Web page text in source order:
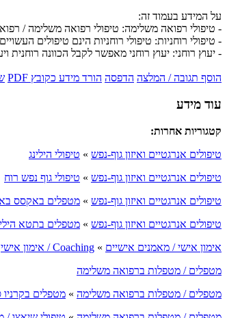
על המידע בעמוד זה:
- טיפולי רפואה משלימה: טיפולי רפואה משלימה /
- טיפולי רוחניות: טיפולי רוחניות הינם טיפולים
- יעוץ רוחני: יעוץ רוחני מאפשר לקבל הכוונה רוחנית
הוסף תגובה / המלצה הדפסה הורד מידע כקובץ PDF
עוד מידע
קטגוריות אחרות:
טיפולים אנרגטיים ואיזון גוף-נפש » טיפולי הילינג
טיפולים אנרגטיים ואיזון גוף-נפש » טיפולי גוף נפש רוח
טיפולים אנרגטיים ואיזון גוף-נפש » מטפלים באקסס
טיפולים אנרגטיים ואיזון גוף-נפש » מטפלים בתטא
אימון אישי / מאמנים אישיים » Coaching / אימון אישי
מטפלים / מטפלות ברפואה משלימה
מטפלים / מטפלות ברפואה משלימה » מטפלים